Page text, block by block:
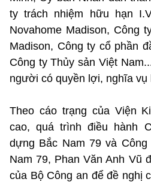
ty trách nhiệm hữu hạn
Novahome Madison, Công
Madison, Công ty cổ phần
Công ty Thủy sản Việt
người có quyền lợi, nghĩa vụ
Theo cáo trạng của Viện
cao, quá trình điều hành
dựng Bắc Nam 79 và
Nam 79, Phan Văn Anh Vũ
của Bộ Công an để đề nghị